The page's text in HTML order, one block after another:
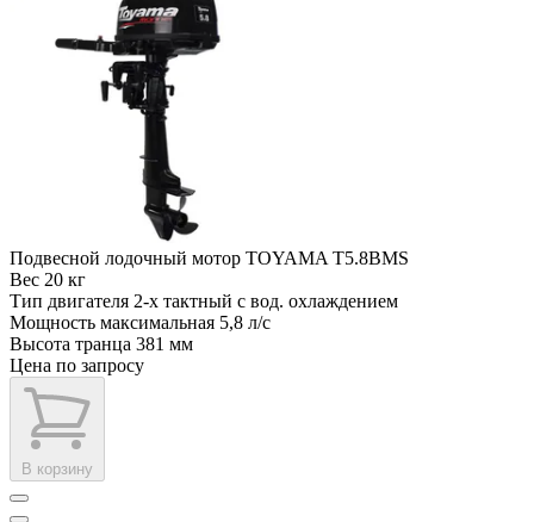
Подвесной лодочный мотор TOYAMA T5.8BMS
Вес 20 кг
Тип двигателя 2-х тактный с вод. охлаждением
Мощность максимальная 5,8 л/с
Высота транца 381 мм
Цена по запросу
В корзину